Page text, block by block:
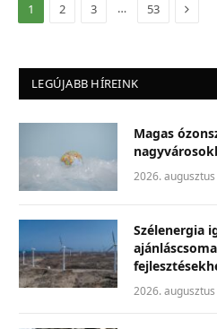
1 2 3 … 53
LEGÚJABB HÍREINK
Magas
2026.
Szélenergia
2026.